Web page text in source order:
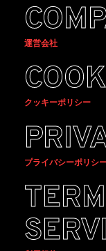
運営会社
クッキーポリシー
プライバシーポリシ